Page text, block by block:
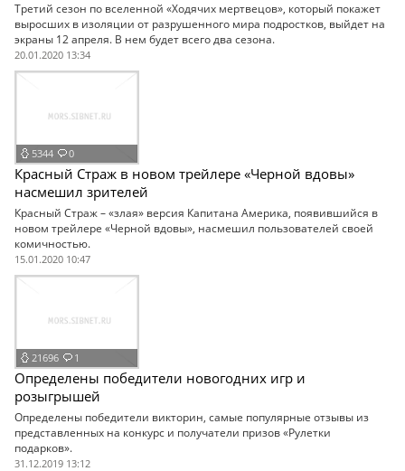
Третий сезон по вселенной «Ходячих мертвецов», который покажет
выросших в изоляции от разрушенного мира подростков, выйдет на
экраны 12 апреля. В нем будет всего два сезона.
20.01.2020 13:34
5344 0
Красный Страж в новом трейлере «Черной вдовы»
насмешил зрителей
Красный Страж – «злая» версия Капитана Америка, появившийся в
новом трейлере «Черной вдовы», насмешил пользователей своей
комичностью.
15.01.2020 10:47
21696 1
Определены победители новогодних игр и
розыгрышей
Определены победители викторин, самые популярные отзывы из
представленных на конкурс и получатели призов «Рулетки
подарков».
31.12.2019 13:12